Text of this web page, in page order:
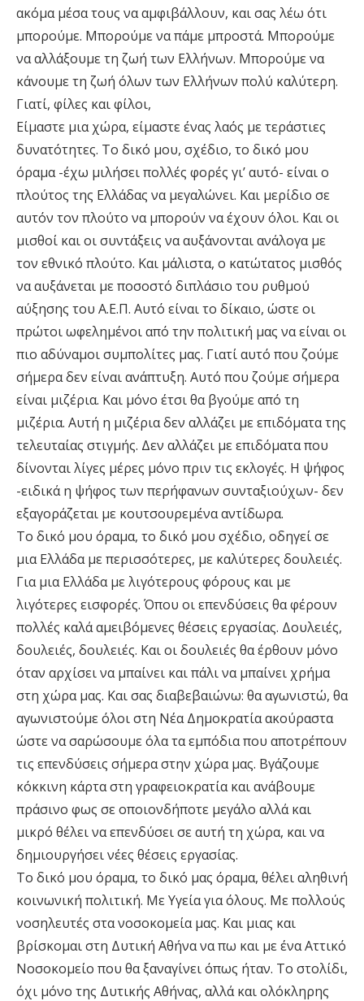
ακόμα μέσα τους να αμφιβάλλουν, και σας λέω ότι
μπορούμε. Μπορούμε να πάμε μπροστά. Μπορούμε
να αλλάξουμε τη ζωή των Ελλήνων. Μπορούμε να
κάνουμε τη ζωή όλων των Ελλήνων πολύ καλύτερη.
Γιατί, φίλες και φίλοι,
Είμαστε μια χώρα, είμαστε ένας λαός με τεράστιες
δυνατότητες. Το δικό μου, σχέδιο, το δικό μου
όραμα -έχω μιλήσει πολλές φορές γι’ αυτό- είναι ο
πλούτος της Ελλάδας να μεγαλώνει. Και μερίδιο σε
αυτόν τον πλούτο να μπορούν να έχουν όλοι. Και οι
μισθοί και οι συντάξεις να αυξάνονται ανάλογα με
τον εθνικό πλούτο. Και μάλιστα, ο κατώτατος μισθός
να αυξάνεται με ποσοστό διπλάσιο του ρυθμού
αύξησης του Α.Ε.Π. Αυτό είναι το δίκαιο, ώστε οι
πρώτοι ωφελημένοι από την πολιτική μας να είναι οι
πιο αδύναμοι συμπολίτες μας. Γιατί αυτό που ζούμε
σήμερα δεν είναι ανάπτυξη. Αυτό που ζούμε σήμερα
είναι μιζέρια. Και μόνο έτσι θα βγούμε από τη
μιζέρια. Αυτή η μιζέρια δεν αλλάζει με επιδόματα της
τελευταίας στιγμής. Δεν αλλάζει με επιδόματα που
δίνονται λίγες μέρες μόνο πριν τις εκλογές. Η ψήφος
-ειδικά η ψήφος των περήφανων συνταξιούχων- δεν
εξαγοράζεται με κουτσουρεμένα αντίδωρα.
Το δικό μου όραμα, το δικό μου σχέδιο, οδηγεί σε
μια Ελλάδα με περισσότερες, με καλύτερες δουλειές.
Για μια Ελλάδα με λιγότερους φόρους και με
λιγότερες εισφορές. Όπου οι επενδύσεις θα φέρουν
πολλές καλά αμειβόμενες θέσεις εργασίας. Δουλειές,
δουλειές, δουλειές. Και οι δουλειές θα έρθουν μόνο
όταν αρχίσει να μπαίνει και πάλι να μπαίνει χρήμα
στη χώρα μας. Και σας διαβεβαιώνω: θα αγωνιστώ, θα
αγωνιστούμε όλοι στη Νέα Δημοκρατία ακούραστα
ώστε να σαρώσουμε όλα τα εμπόδια που αποτρέπουν
τις επενδύσεις σήμερα στην χώρα μας. Βγάζουμε
κόκκινη κάρτα στη γραφειοκρατία και ανάβουμε
πράσινο φως σε οποιονδήποτε μεγάλο αλλά και
μικρό θέλει να επενδύσει σε αυτή τη χώρα, και να
δημιουργήσει νέες θέσεις εργασίας.
Το δικό μου όραμα, το δικό μας όραμα, θέλει αληθινή
κοινωνική πολιτική. Με Υγεία για όλους. Με πολλούς
νοσηλευτές στα νοσοκομεία μας. Και μιας και
βρίσκομαι στη Δυτική Αθήνα να πω και με ένα Αττικό
Νοσοκομείο που θα ξαναγίνει όπως ήταν. Το στολίδι,
όχι μόνο της Δυτικής Αθήνας, αλλά και ολόκληρης